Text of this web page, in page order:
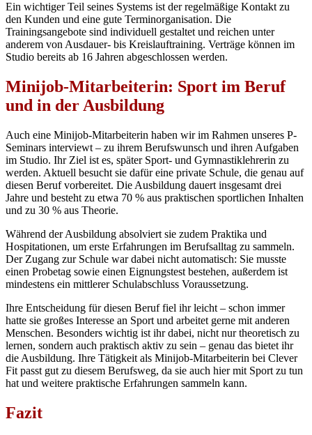
Ein wichtiger Teil seines Systems ist der regelmäßige Kontakt zu
den Kunden und eine gute Terminorganisation. Die
Trainingsangebote sind individuell gestaltet und reichen unter
anderem von Ausdauer- bis Kreislauftraining. Verträge können im
Studio bereits ab 16 Jahren abgeschlossen werden.
Minijob-Mitarbeiterin: Sport im Beruf
und in der Ausbildung
Auch eine Minijob-Mitarbeiterin haben wir im Rahmen unseres P-
Seminars interviewt – zu ihrem Berufswunsch und ihren Aufgaben
im Studio. Ihr Ziel ist es, später Sport- und Gymnastiklehrerin zu
werden. Aktuell besucht sie dafür eine private Schule, die genau auf
diesen Beruf vorbereitet. Die Ausbildung dauert insgesamt drei
Jahre und besteht zu etwa 70 % aus praktischen sportlichen Inhalten
und zu 30 % aus Theorie.
Während der Ausbildung absolviert sie zudem Praktika und
Hospitationen, um erste Erfahrungen im Berufsalltag zu sammeln.
Der Zugang zur Schule war dabei nicht automatisch: Sie musste
einen Probetag sowie einen Eignungstest bestehen, außerdem ist
mindestens ein mittlerer Schulabschluss Voraussetzung.
Ihre Entscheidung für diesen Beruf fiel ihr leicht – schon immer
hatte sie großes Interesse an Sport und arbeitet gerne mit anderen
Menschen. Besonders wichtig ist ihr dabei, nicht nur theoretisch zu
lernen, sondern auch praktisch aktiv zu sein – genau das bietet ihr
die Ausbildung. Ihre Tätigkeit als Minijob-Mitarbeiterin bei Clever
Fit passt gut zu diesem Berufsweg, da sie auch hier mit Sport zu tun
hat und weitere praktische Erfahrungen sammeln kann.
Fazit